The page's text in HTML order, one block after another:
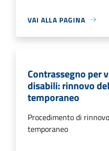
VAI ALLA PAGINA
Contrassegno per
disabili: rinnovo
temporaneo
Procedimento di
temporaneo